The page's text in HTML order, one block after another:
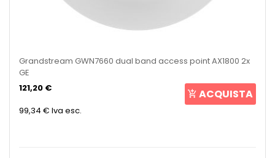
Grandstream GWN7660 dual band access point AX1800 2x
GE
121,20 €
99,34 € Iva esc.
ACQUISTA